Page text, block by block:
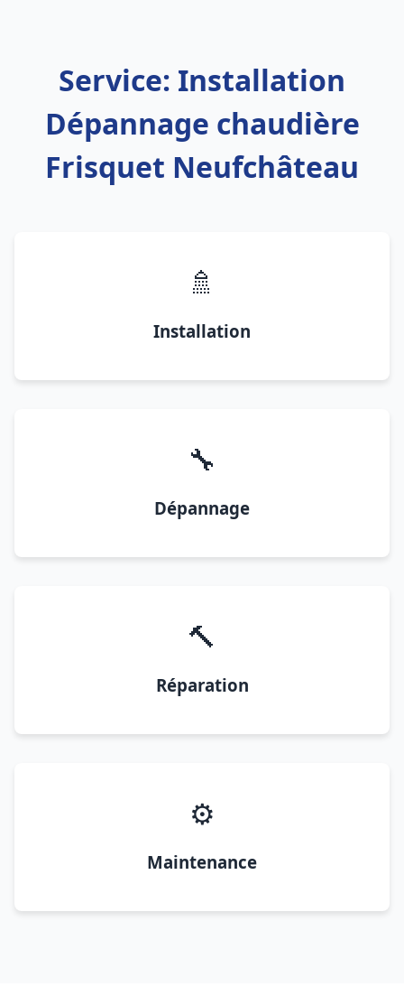
Service: Installation
Dépannage chaudière
Frisquet Neufchâteau
🚿
Installation
🔧
Dépannage
🔨
Réparation
⚙️
Maintenance